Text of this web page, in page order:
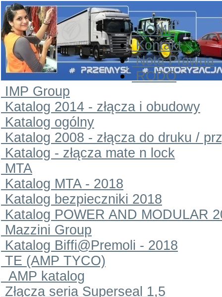
HOME
Kontakt
Nota Prawna
RODO
IMP Group
Katalog 2014 - złącza i obudowy
Katalog ogólny
Katalog 2008 - złącza do druku /
Katalog - złącza mate n lock
MTA
Katalog MTA - 2018
Katalog bezpieczniki 2018
Katalog POWER AND MODULAR
Mazzini Group
Katalog Biffi@Premoli - 2018
TE (AMP TYCO)
AMP katalog
Złącza seria Superseal 1,5